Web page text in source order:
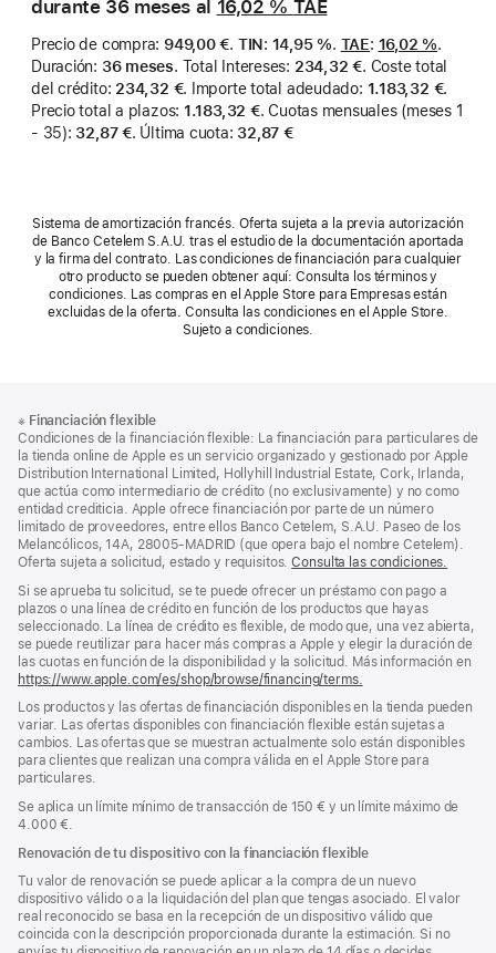
durante 36 meses al 16,02 % TAE
Precio de compra: 949,00 €. TIN: 14,95 %. TAE: 16,02 %.
Duración: 36 meses. Total Intereses: 234,32 €. Coste total
del crédito: 234,32 €. Importe total adeudado: 1.183,32 €.
Precio total a plazos: 1.183,32 €.Cuotas mensuales (meses 1
- 35): 32,87 €. Última cuota: 32,87 €
Sistema de amortización francés. Oferta sujeta a la previa autorización
de Banco Cetelem S.A.U. tras el estudio de la documentación aportada
y la firma del contrato. Las condiciones de financiación para cualquier
otro producto se pueden obtener aquí: Consulta los términos y
condiciones. Las compras en el Apple Store para Empresas están
excluidas de la oferta. Consulta las condiciones en el Apple Store.
Sujeto a condiciones.
a
pie
de
página
al
pie
※ Financiación flexible
Condiciones de la financiación flexible: La financiación para particulares de
la tienda online de Apple es un servicio organizado y gestionado por Apple
Distribution International Limited, Hollyhill Industrial Estate, Cork, Irlanda,
que actúa como intermediario de crédito (no exclusivamente) y no como
entidad crediticia. Apple ofrece financiación por parte de un número
limitado de proveedores, entre ellos Banco Cetelem, S.A.U. Paseo de los
Melancólicos, 14A, 28005-MADRID (que opera bajo el nombre Cetelem).
Oferta sujeta a solicitud, estado y requisitos.Consulta las condiciones.
Si se aprueba tu solicitud, se te puede ofrecer un préstamo con pago a
plazos o una línea de crédito en función de los productos que hayas
seleccionado. La línea de crédito es flexible, de modo que, una vez abierta,
se puede reutilizar para hacer más compras a Apple y elegir la duración de
las cuotas en función de la disponibilidad y la solicitud. Más información en
https://www.apple.com/es/shop/browse/financing/terms.
Los productos y las ofertas de financiación disponibles en la tienda pueden
variar. Las ofertas disponibles con financiación flexible están sujetas a
cambios. Las ofertas que se muestran actualmente solo están disponibles
para clientes que realizan una compra válida en el Apple Store para
particulares.
Se aplica un límite mínimo de transacción de 150 € y un límite máximo de
4.000 €.
Renovación de tu dispositivo con la financiación flexible
Tu valor de renovación se puede aplicar a la compra de un nuevo
dispositivo válido o a la liquidación del plan que tengas asociado. El valor
real reconocido se basa en la recepción de un dispositivo válido que
coincida con la descripción proporcionada durante la estimación. Si no